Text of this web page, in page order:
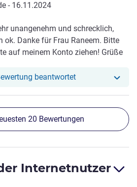
- 16.11.2024
unangenehm und schrecklich,
ok. Danke für Frau Raneem. Bitte
auf meinem Konto ziehen! Grüße
beantwortetUnser Hotel hat
20 Bewertungen
Internetnutzer